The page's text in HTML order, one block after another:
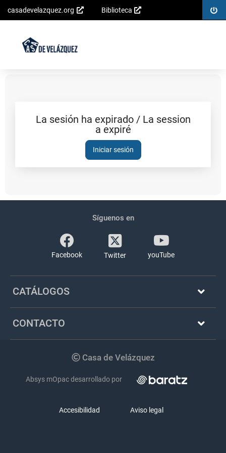
Saltar al
casadevelazquez.org Biblioteca
Sesión
expirada
La sesión ha expirado / La session
a expiré
Iniciar sesión
Síguenos en
Facebook Twitter youTube
CATÁLOGOS
CONTACTO
Casa de Velázquez
Absys mOpac desarrollado por
Accesibilidad Aviso legal